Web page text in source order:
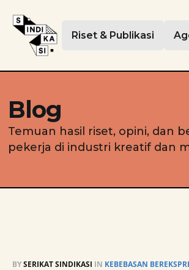
Riset & Publikasi
Blog
Temuan hasil riset, opini, dan
pekerja di industri kreatif dan
BYSERIKAT SINDIKASI IN KEBEBASAN